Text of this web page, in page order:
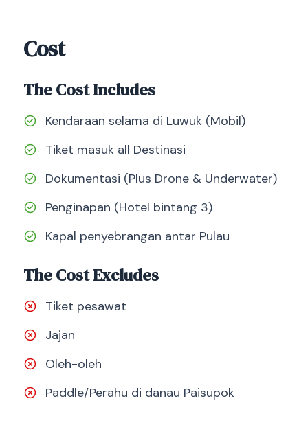
Cost
The Cost Includes
Kendaraan selama di Luwuk (Mobil)
Tiket masuk all Destinasi
Dokumentasi (Plus Drone & Underwater)
Penginapan (Hotel bintang 3)
Kapal penyebrangan antar Pulau
The Cost Excludes
Tiket pesawat
Jajan
Oleh-oleh
Paddle/Perahu di danau Paisupok